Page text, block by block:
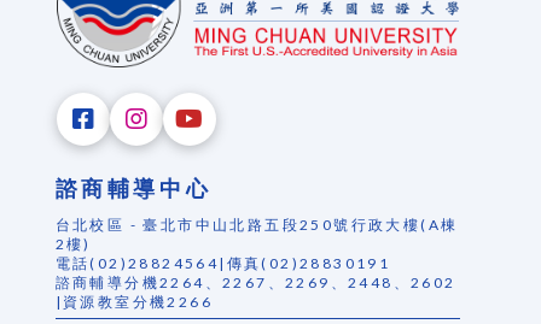
諮商輔導中心
台北校區 - 臺北市中山北路五段250號行政大樓(A棟
2樓)
電話(02)28824564|傳真(02)28830191
諮商輔導分機2264、2267、2269、2448、2602
|資源教室分機2266